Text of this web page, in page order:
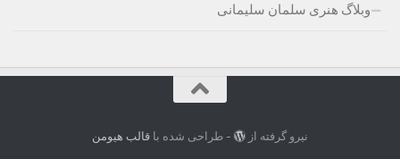
وبلاگ هنری سلمان سلیمانی
نیرو گرفته از - طراحی شده باقالب هیومن